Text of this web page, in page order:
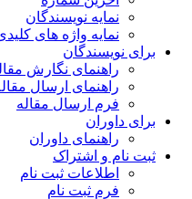
نمایه نویسندگان
نمایه واژه های کلیدی
برای نویسندگان
راهنمای نگارش مقاله
راهنمای ارسال مقاله
فرم ارسال مقاله
برای داوران
راهنمای داوران
ثبت نام و اشتراک
اطلاعات ثبت نام
فرم ثبت نام